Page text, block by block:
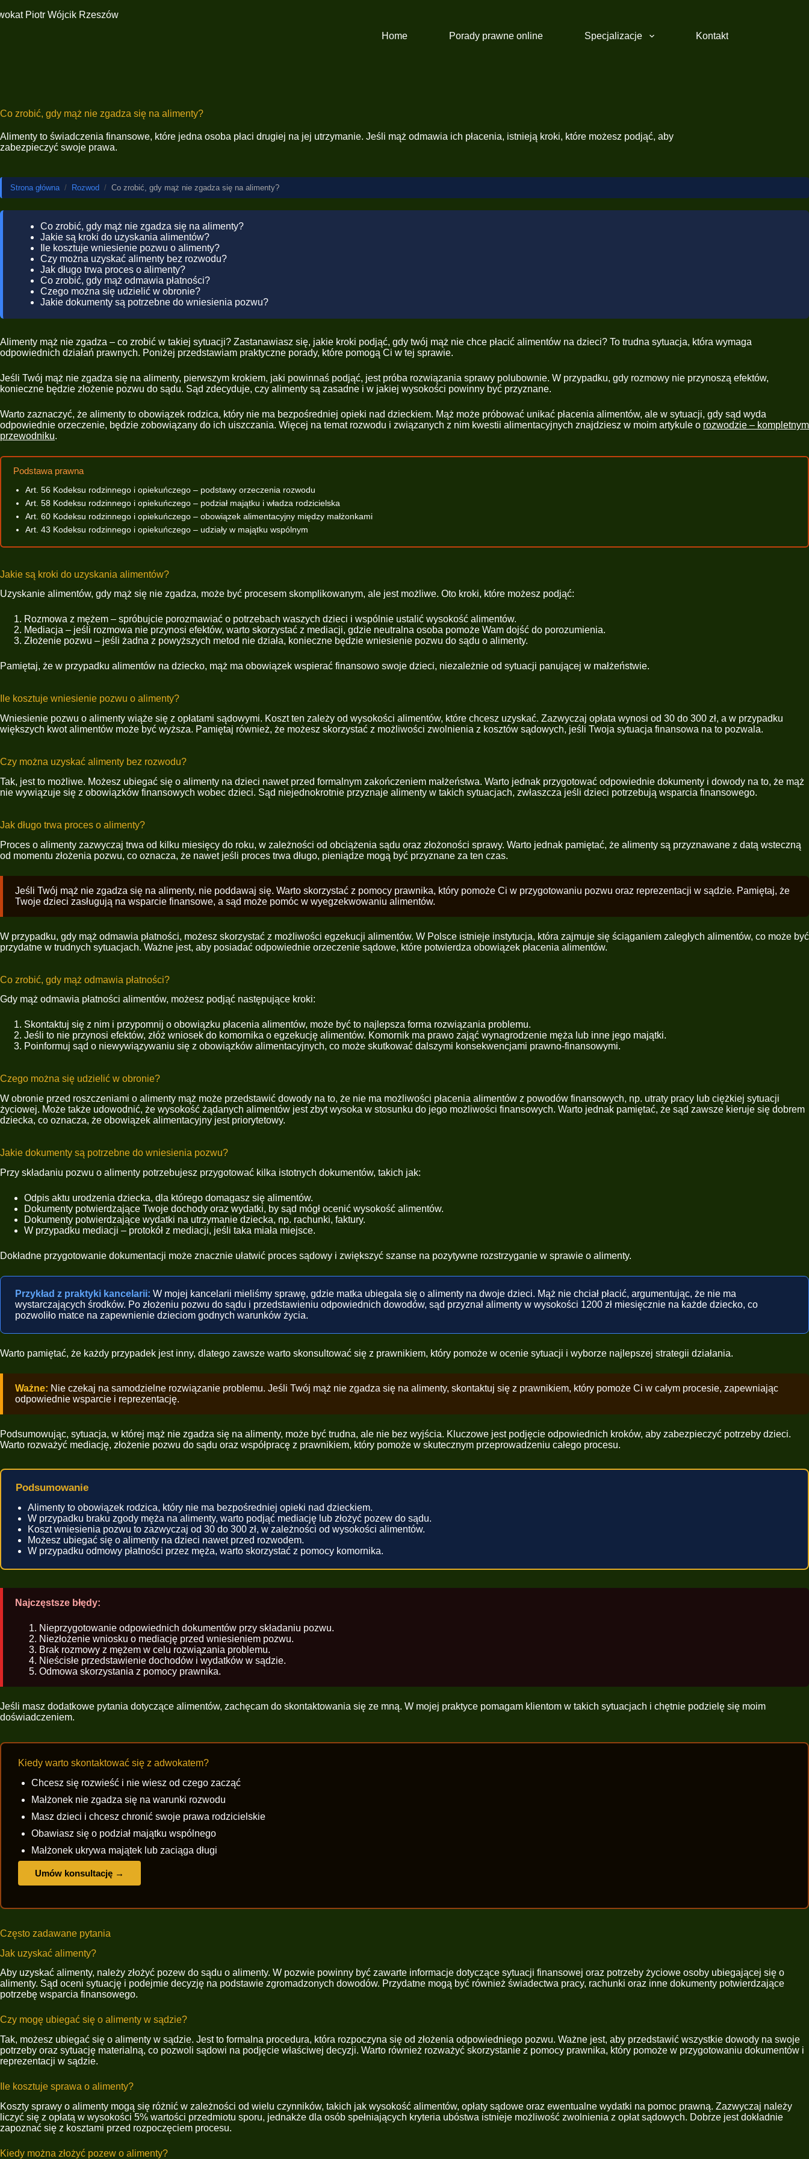
Home Porady prawne online Specjalizacje Kontakt
Co zrobić, gdy mąż nie zgadza się na alimenty?
Alimenty to świadczenia finansowe, które jedna osoba płaci drugiej na jej utrzymanie. Jeśli mąż odmawia ich płacenia, istnieją kroki, które możesz podjąć, aby
zabezpieczyć swoje prawa.
Strona główna / Rozwod / Co zrobić, gdy mąż nie zgadza się na alimenty?
Co zrobić, gdy mąż nie zgadza się na alimenty?
Jakie są kroki do uzyskania alimentów?
Ile kosztuje wniesienie pozwu o alimenty?
Czy można uzyskać alimenty bez rozwodu?
Jak długo trwa proces o alimenty?
Co zrobić, gdy mąż odmawia płatności?
Czego można się udzielić w obronie?
Jakie dokumenty są potrzebne do wniesienia pozwu?
Alimenty mąż nie zgadza – co zrobić w takiej sytuacji? Zastanawiasz się, jakie kroki podjąć, gdy twój mąż nie chce płacić alimentów na dzieci? To trudna sytuacja, która wymaga
odpowiednich działań prawnych. Poniżej przedstawiam praktyczne porady, które pomogą Ci w tej sprawie.
Jeśli Twój mąż nie zgadza się na alimenty, pierwszym krokiem, jaki powinnaś podjąć, jest próba rozwiązania sprawy polubownie. W przypadku, gdy rozmowy nie przynoszą efektów,
konieczne będzie złożenie pozwu do sądu. Sąd zdecyduje, czy alimenty są zasadne i w jakiej wysokości powinny być przyznane.
Warto zaznaczyć, że alimenty to obowiązek rodzica, który nie ma bezpośredniej opieki nad dzieckiem. Mąż może próbować unikać płacenia alimentów, ale w sytuacji, gdy sąd wyda
odpowiednie orzeczenie, będzie zobowiązany do ich uiszczania. Więcej na temat rozwodu i związanych z nim kwestii alimentacyjnych znajdziesz w moim artykule o rozwodzie – kompletnym
przewodniku.
Podstawa prawna
Art. 56 Kodeksu rodzinnego i opiekuńczego – podstawy orzeczenia rozwodu
Art. 58 Kodeksu rodzinnego i opiekuńczego – podział majątku i władza rodzicielska
Art. 60 Kodeksu rodzinnego i opiekuńczego – obowiązek alimentacyjny między małżonkami
Art. 43 Kodeksu rodzinnego i opiekuńczego – udziały w majątku wspólnym
Jakie są kroki do uzyskania alimentów?
Uzyskanie alimentów, gdy mąż się nie zgadza, może być procesem skomplikowanym, ale jest możliwe. Oto kroki, które możesz podjąć:
Rozmowa z mężem – spróbujcie porozmawiać o potrzebach waszych dzieci i wspólnie ustalić wysokość alimentów.
Mediacja – jeśli rozmowa nie przynosi efektów, warto skorzystać z mediacji, gdzie neutralna osoba pomoże Wam dojść do porozumienia.
Złożenie pozwu – jeśli żadna z powyższych metod nie działa, konieczne będzie wniesienie pozwu do sądu o alimenty.
Pamiętaj, że w przypadku alimentów na dziecko, mąż ma obowiązek wspierać finansowo swoje dzieci, niezależnie od sytuacji panującej w małżeństwie.
Ile kosztuje wniesienie pozwu o alimenty?
Wniesienie pozwu o alimenty wiąże się z opłatami sądowymi. Koszt ten zależy od wysokości alimentów, które chcesz uzyskać. Zazwyczaj opłata wynosi od 30 do 300 zł, a w przypadku
większych kwot alimentów może być wyższa. Pamiętaj również, że możesz skorzystać z możliwości zwolnienia z kosztów sądowych, jeśli Twoja sytuacja finansowa na to pozwala.
Czy można uzyskać alimenty bez rozwodu?
Tak, jest to możliwe. Możesz ubiegać się o alimenty na dzieci nawet przed formalnym zakończeniem małżeństwa. Warto jednak przygotować odpowiednie dokumenty i dowody na to, że mąż
nie wywiązuje się z obowiązków finansowych wobec dzieci. Sąd niejednokrotnie przyznaje alimenty w takich sytuacjach, zwłaszcza jeśli dzieci potrzebują wsparcia finansowego.
Jak długo trwa proces o alimenty?
Proces o alimenty zazwyczaj trwa od kilku miesięcy do roku, w zależności od obciążenia sądu oraz złożoności sprawy. Warto jednak pamiętać, że alimenty są przyznawane z datą wsteczną
od momentu złożenia pozwu, co oznacza, że nawet jeśli proces trwa długo, pieniądze mogą być przyznane za ten czas.
Jeśli Twój mąż nie zgadza się na alimenty, nie poddawaj się. Warto skorzystać z pomocy prawnika, który pomoże Ci w przygotowaniu pozwu oraz reprezentacji w sądzie. Pamiętaj, że
Twoje dzieci zasługują na wsparcie finansowe, a sąd może pomóc w wyegzekwowaniu alimentów.
W przypadku, gdy mąż odmawia płatności, możesz skorzystać z możliwości egzekucji alimentów. W Polsce istnieje instytucja, która zajmuje się ściąganiem zaległych alimentów, co może być
przydatne w trudnych sytuacjach. Ważne jest, aby posiadać odpowiednie orzeczenie sądowe, które potwierdza obowiązek płacenia alimentów.
Co zrobić, gdy mąż odmawia płatności?
Gdy mąż odmawia płatności alimentów, możesz podjąć następujące kroki:
Skontaktuj się z nim i przypomnij o obowiązku płacenia alimentów, może być to najlepsza forma rozwiązania problemu.
Jeśli to nie przynosi efektów, złóż wniosek do komornika o egzekucję alimentów. Komornik ma prawo zająć wynagrodzenie męża lub inne jego majątki.
Poinformuj sąd o niewywiązywaniu się z obowiązków alimentacyjnych, co może skutkować dalszymi konsekwencjami prawno-finansowymi.
Czego można się udzielić w obronie?
W obronie przed roszczeniami o alimenty mąż może przedstawić dowody na to, że nie ma możliwości płacenia alimentów z powodów finansowych, np. utraty pracy lub ciężkiej sytuacji
życiowej. Może także udowodnić, że wysokość żądanych alimentów jest zbyt wysoka w stosunku do jego możliwości finansowych. Warto jednak pamiętać, że sąd zawsze kieruje się dobrem
dziecka, co oznacza, że obowiązek alimentacyjny jest priorytetowy.
Jakie dokumenty są potrzebne do wniesienia pozwu?
Przy składaniu pozwu o alimenty potrzebujesz przygotować kilka istotnych dokumentów, takich jak:
Odpis aktu urodzenia dziecka, dla którego domagasz się alimentów.
Dokumenty potwierdzające Twoje dochody oraz wydatki, by sąd mógł ocenić wysokość alimentów.
Dokumenty potwierdzające wydatki na utrzymanie dziecka, np. rachunki, faktury.
W przypadku mediacji – protokół z mediacji, jeśli taka miała miejsce.
Dokładne przygotowanie dokumentacji może znacznie ułatwić proces sądowy i zwiększyć szanse na pozytywne rozstrzyganie w sprawie o alimenty.
Przykład z praktyki kancelarii: W mojej kancelarii mieliśmy sprawę, gdzie matka ubiegała się o alimenty na dwoje dzieci. Mąż nie chciał płacić, argumentując, że nie ma
wystarczających środków. Po złożeniu pozwu do sądu i przedstawieniu odpowiednich dowodów, sąd przyznał alimenty w wysokości 1200 zł miesięcznie na każde dziecko, co
pozwoliło matce na zapewnienie dzieciom godnych warunków życia.
Warto pamiętać, że każdy przypadek jest inny, dlatego zawsze warto skonsultować się z prawnikiem, który pomoże w ocenie sytuacji i wyborze najlepszej strategii działania.
Ważne: Nie czekaj na samodzielne rozwiązanie problemu. Jeśli Twój mąż nie zgadza się na alimenty, skontaktuj się z prawnikiem, który pomoże Ci w całym procesie, zapewniając
odpowiednie wsparcie i reprezentację.
Podsumowując, sytuacja, w której mąż nie zgadza się na alimenty, może być trudna, ale nie bez wyjścia. Kluczowe jest podjęcie odpowiednich kroków, aby zabezpieczyć potrzeby dzieci.
Warto rozważyć mediację, złożenie pozwu do sądu oraz współpracę z prawnikiem, który pomoże w skutecznym przeprowadzeniu całego procesu.
Podsumowanie
Alimenty to obowiązek rodzica, który nie ma bezpośredniej opieki nad dzieckiem.
W przypadku braku zgody męża na alimenty, warto podjąć mediację lub złożyć pozew do sądu.
Koszt wniesienia pozwu to zazwyczaj od 30 do 300 zł, w zależności od wysokości alimentów.
Możesz ubiegać się o alimenty na dzieci nawet przed rozwodem.
W przypadku odmowy płatności przez męża, warto skorzystać z pomocy komornika.
Najczęstsze błędy:
Nieprzygotowanie odpowiednich dokumentów przy składaniu pozwu.
Niezłożenie wniosku o mediację przed wniesieniem pozwu.
Brak rozmowy z mężem w celu rozwiązania problemu.
Nieścisłe przedstawienie dochodów i wydatków w sądzie.
Odmowa skorzystania z pomocy prawnika.
Jeśli masz dodatkowe pytania dotyczące alimentów, zachęcam do skontaktowania się ze mną. W mojej praktyce pomagam klientom w takich sytuacjach i chętnie podzielę się moim
doświadczeniem.
Kiedy warto skontaktować się z adwokatem?
Chcesz się rozwieść i nie wiesz od czego zacząć
Małżonek nie zgadza się na warunki rozwodu
Masz dzieci i chcesz chronić swoje prawa rodzicielskie
Obawiasz się o podział majątku wspólnego
Małżonek ukrywa majątek lub zaciąga długi
Umów konsultację →
Często zadawane pytania
Jak uzyskać alimenty?
Aby uzyskać alimenty, należy złożyć pozew do sądu o alimenty. W pozwie powinny być zawarte informacje dotyczące sytuacji finansowej oraz potrzeby życiowe osoby ubiegającej się o
alimenty. Sąd oceni sytuację i podejmie decyzję na podstawie zgromadzonych dowodów. Przydatne mogą być również świadectwa pracy, rachunki oraz inne dokumenty potwierdzające
potrzebę wsparcia finansowego.
Czy mogę ubiegać się o alimenty w sądzie?
Tak, możesz ubiegać się o alimenty w sądzie. Jest to formalna procedura, która rozpoczyna się od złożenia odpowiedniego pozwu. Ważne jest, aby przedstawić wszystkie dowody na swoje
potrzeby oraz sytuację materialną, co pozwoli sądowi na podjęcie właściwej decyzji. Warto również rozważyć skorzystanie z pomocy prawnika, który pomoże w przygotowaniu dokumentów i
reprezentacji w sądzie.
Ile kosztuje sprawa o alimenty?
Koszty sprawy o alimenty mogą się różnić w zależności od wielu czynników, takich jak wysokość alimentów, opłaty sądowe oraz ewentualne wydatki na pomoc prawną. Zazwyczaj należy
liczyć się z opłatą w wysokości 5% wartości przedmiotu sporu, jednakże dla osób spełniających kryteria ubóstwa istnieje możliwość zwolnienia z opłat sądowych. Dobrze jest dokładnie
zapoznać się z kosztami przed rozpoczęciem procesu.
Kiedy można złożyć pozew o alimenty?